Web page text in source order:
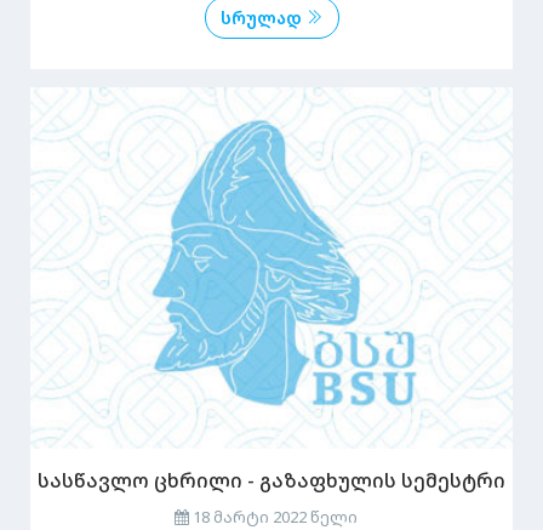
სრულად
სასწავლო ცხრილი - გაზაფხულის სემესტრი
18 მარტი 2022 წელი